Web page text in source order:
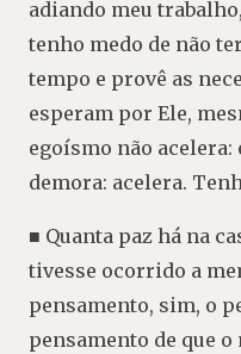
adiando meu
tenho medo de não
tempo e provê as
esperam por Ele,
egoísmo não acelera:
demora: acelera.
■ Quanta paz há na
tivesse ocorrido a
pensamento, sim, o
pensamento de que